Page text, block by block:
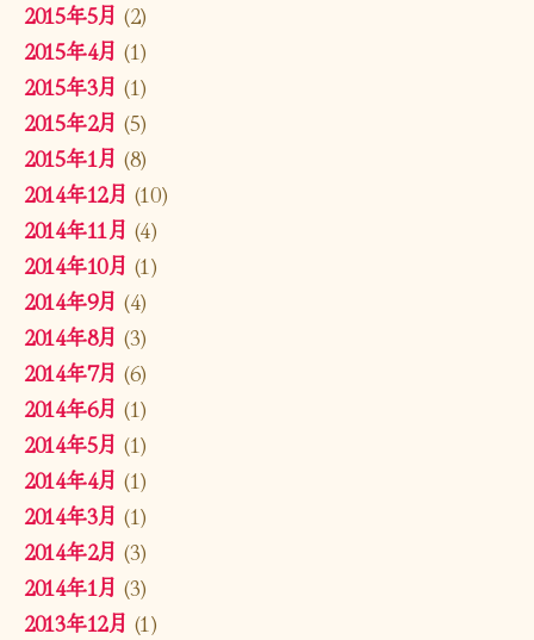
2015年5月 (2)
2015年4月 (1)
2015年3月 (1)
2015年2月 (5)
2015年1月 (8)
2014年12月 (10)
2014年11月 (4)
2014年10月 (1)
2014年9月 (4)
2014年8月 (3)
2014年7月 (6)
2014年6月 (1)
2014年5月 (1)
2014年4月 (1)
2014年3月 (1)
2014年2月 (3)
2014年1月 (3)
2013年12月 (1)